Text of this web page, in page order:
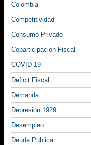
Colombia
Competitividad
Consumo Privado
Coparticipacion Fiscal
COVID 19
Deficit Fiscal
Demanda
Depresion 1929
Desempleo
Deuda Publica